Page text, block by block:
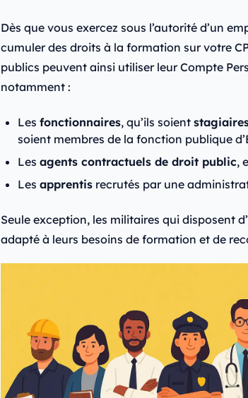
Dès que vous exercez sous l’autorité d’un
cumuler des droits à la formation sur votre
publics peuvent ainsi utiliser leur Compte
notamment :
Les fonctionnaires, qu’ils soient
soient membres de la fonction publique
Les agents contractuels de droit public,
Les apprentisrecrutés par une
Seule exception, les militaires qui disposent
adapté à leurs besoins de formation et de